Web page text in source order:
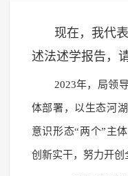
现在，我代
述法述学报告，
2023年，局领
体部署，以生态河
意识形态“两个”主
创新实干，努力开创